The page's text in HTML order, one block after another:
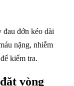
đau đớn kéo dài
nặng, nhiễm
kiểm tra.
vòng